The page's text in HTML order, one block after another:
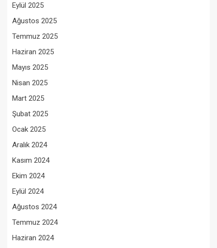
Eylül 2025
Ağustos 2025
Temmuz 2025
Haziran 2025
Mayıs 2025
Nisan 2025
Mart 2025
Şubat 2025
Ocak 2025
Aralık 2024
Kasım 2024
Ekim 2024
Eylül 2024
Ağustos 2024
Temmuz 2024
Haziran 2024